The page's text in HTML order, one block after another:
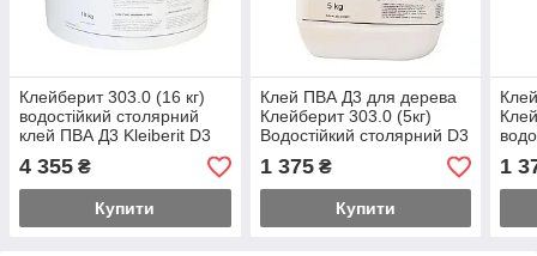
Клейберит 303.0 (16 кг)
водостійкий столярний
клей ПВА Д3 Kleiberit D3
4 355 ₴
Купити
Клей ПВА Д3 для дерева
Клейберит 303.0 (5кг)
Водостійкий столярний D3
Kleiberit
1 375₴
Купити
D3
1